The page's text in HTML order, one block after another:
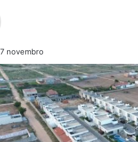
novembro